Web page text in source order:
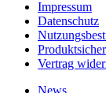
Impressum
Datenschutz
Vertrag
News